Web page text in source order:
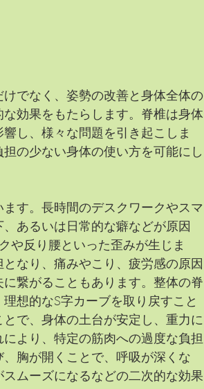
でなく、姿勢の改善と身体全体の
効果をもたらします。脊椎は身体
し、様々な問題を引き起こしま
の少ない身体の使い方を可能にし
す。長時間のデスクワークやスマ
あるいは日常的な癖などが原因
や反り腰といった歪みが生じま
なり、痛みやこり、疲労感の原因
繋がることもあります。整体の脊
想的なS字カーブを取り戻すこと
で、身体の土台が安定し、重力に
より、特定の筋肉への過度な負担
胸が開くことで、呼吸が深くな
ムーズになるなどの二次的な効果